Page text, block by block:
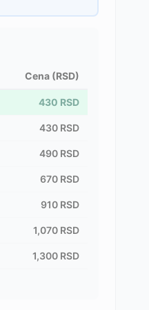
Cena (RSD)
430 RSD
430 RSD
490 RSD
670 RSD
910 RSD
1,070 RSD
1,300 RSD